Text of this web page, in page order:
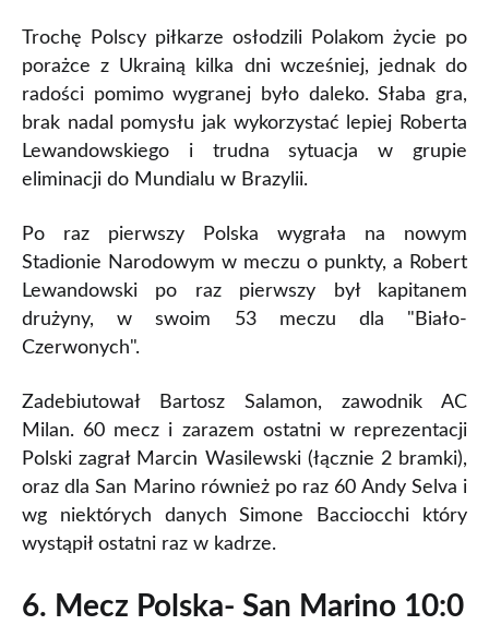
od 59'Łukasz
Teodorczyk-Lech
Poznań
Łukasz Piszczek-
Borussia Dortmund
Dortmund
Andy Selvakapitan do
51' -SP La Fiorita
od 51'
Danilo Ezequiel
Rinaldi-SP La Fiorita
Alex Gasperoni
Trochę Polscy piłkarze osłodzili Polakom życie po
porażce z Ukrainą kilka dni wcześniej, jednak do
radości pomimo wygranej było daleko. Słaba gra,
brak nadal pomysłu jak wykorzystać lepiej Roberta
Lewandowskiego i trudna sytuacja w grupie
eliminacji do Mundialu w Brazylii.
Po raz pierwszy Polska wygrała na nowym
Stadionie Narodowym w meczu o punkty, a Robert
Lewandowski po raz pierwszy był kapitanem
drużyny, w swoim 53 meczu dla "Biało-
Czerwonych".
Zadebiutował Bartosz Salamon, zawodnik AC
Milan. 60 mecz i zarazem ostatni w reprezentacji
Polski zagrał Marcin Wasilewski (łącznie 2 bramki),
oraz dla San Marino również po raz 60 Andy Selva i
wg niektórych danych Simone Bacciocchi który
wystąpił ostatni raz w kadrze.
6. Mecz Polska- San Marino 10:0